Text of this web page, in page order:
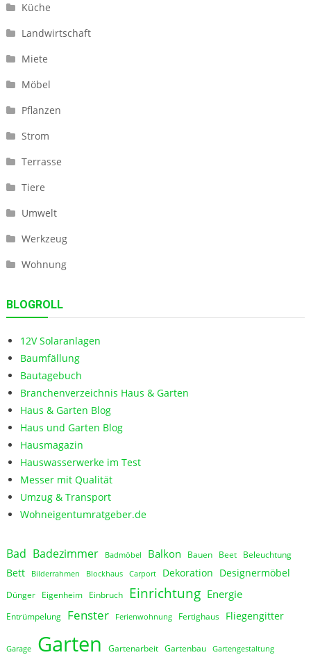
Küche
Landwirtschaft
Miete
Möbel
Pflanzen
Strom
Terrasse
Tiere
Umwelt
Werkzeug
Wohnung
BLOGROLL
12V Solaranlagen
Baumfällung
Bautagebuch
Branchenverzeichnis Haus & Garten
Haus & Garten Blog
Haus und Garten Blog
Hausmagazin
Hauswasserwerke im Test
Messer mit Qualität
Umzug & Transport
Wohneigentumratgeber.de
Bad Badezimmer Badmöbel Balkon Bauen Beet Beleuchtung
Bett Bilderrahmen Blockhaus Carport Dekoration Designermöbel
Dünger Eigenheim Einbruch Einrichtung Energie
Entrümpelung Fenster Ferienwohnung Fertighaus Fliegengitter
Garage Garten Gartenarbeit Gartenbau Gartengestaltung